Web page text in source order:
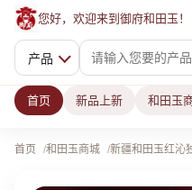
您好，欢迎来到御府和田玉！
产品
首页 新品上新 和田玉
首页 和田玉商城 新疆和田玉红沁